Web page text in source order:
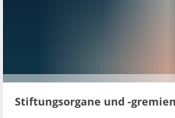
Stiftungsorgane und -gremien